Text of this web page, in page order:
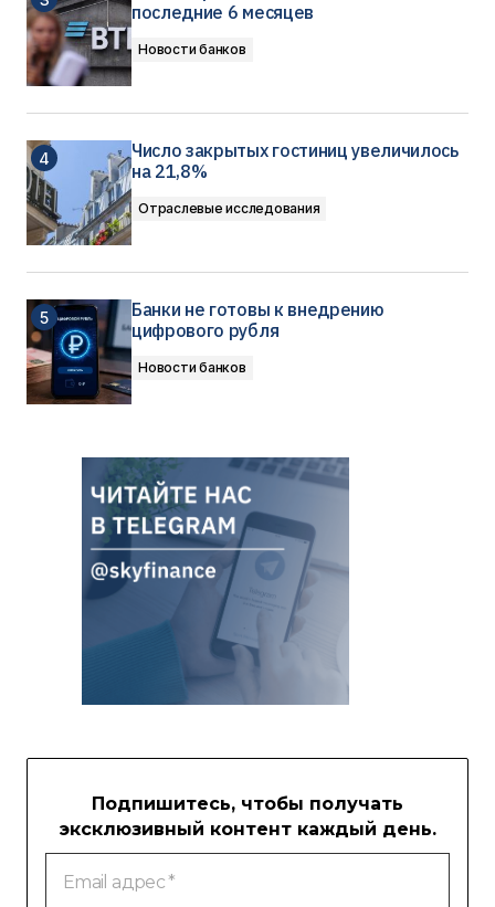
последние 6 месяцев
Новости банков
Число закрытых гостиниц увеличилось
на 21,8%
Отраслевые исследования
Банки не готовы к внедрению
цифрового рубля
Новости банков
Подпишитесь, чтобы получать
эксклюзивный контент каждый день.
Email
адрес